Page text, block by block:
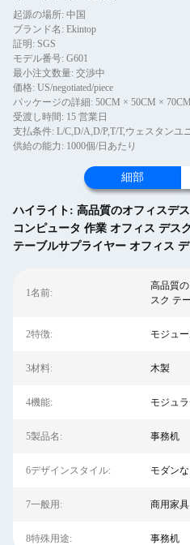
起源の場所: 中国
ブランド名: Ekintop
証明: SGS
モデル番号: G601
最小注文数量: 交渉中
価格: US/negotiated/piece
パッケージの詳細: 50CM × 50CM ×
受渡し時間: 15 営業日
支払条件: L/C,D/A,D/P,T/T,ウェスタンユ
供給の能力: 1000個/日あたり
細部
ハイライト: 高品質のオフィスデ
コンピュータ 作業 オフィス デスク
テーブルサプライヤー オフィス
1名前:
高品質
スク テ
2特徴: モジュ
3材料: 木製
4機能: モジュ
5製品名: 事務机
6デザインスタイル: モダン
7一般用: 商用家具
8特殊用途: 事務机